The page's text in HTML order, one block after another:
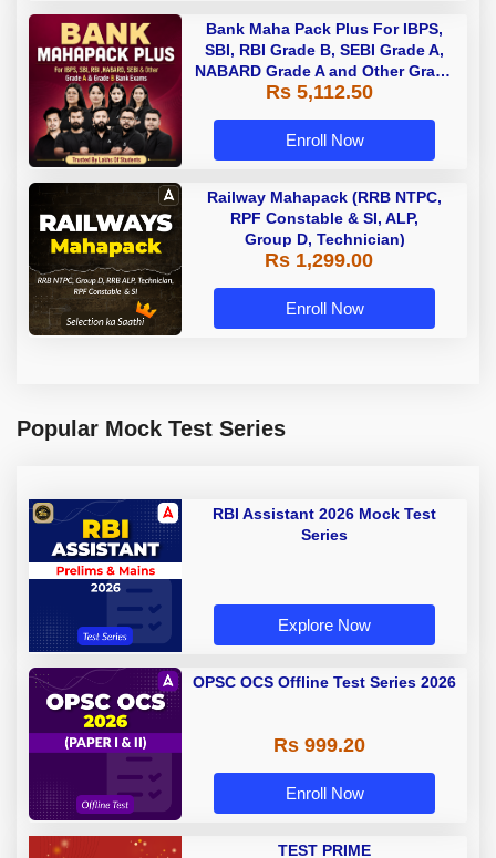
Bank Maha Pack Plus For IBPS,
SBI, RBI Grade B, SEBI Grade A,
NABARD Grade A and Other Grade
A & Grade B Bank Exams
Rs 5,112.50
Enroll Now
Railway Mahapack (RRB NTPC,
RPF Constable & SI, ALP,
Group D, Technician)
Rs 1,299.00
Enroll Now
Popular Mock Test Series
RBI Assistant 2026 Mock Test
Series
Explore Now
OPSC OCS Offline Test Series 2026
Rs 999.20
Enroll Now
TEST PRIME